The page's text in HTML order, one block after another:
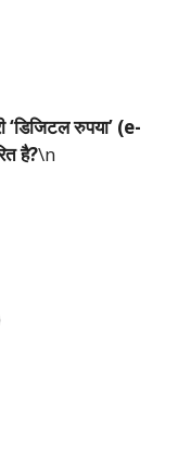
‘डिजिटल रुपया’ (e-
है?\n